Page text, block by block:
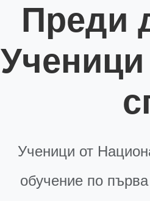
Преди
Ученици
Ученици от
обучение по